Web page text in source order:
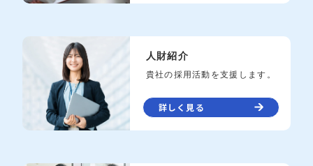
人財紹介
貴社の採用活動を支援します。
詳しく見る